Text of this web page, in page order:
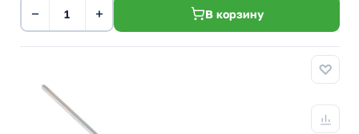
− + В корзину